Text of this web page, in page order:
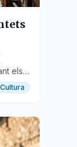
els
Cultura